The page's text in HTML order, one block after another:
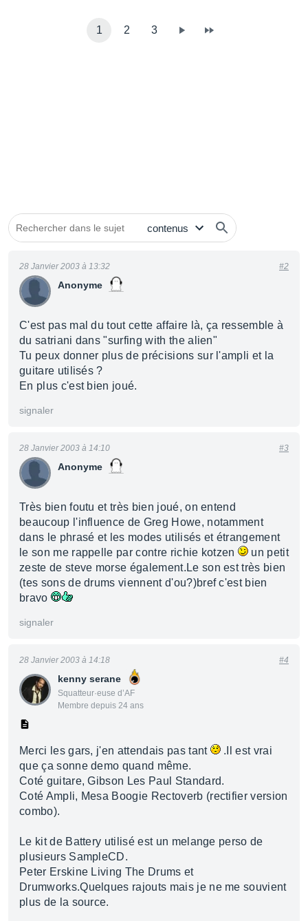
1 2 3
Anonyme
28 Janvier 2003 à 13:32 #2
C'est pas mal du tout cette affaire là, ça ressemble à
du satriani dans "surfing with the alien"
Tu peux donner plus de précisions sur l'ampli et la
guitare utilisés ?
En plus c'est bien joué.
signaler
Anonyme
28 Janvier 2003 à 14:10 #3
Très bien foutu et très bien joué, on entend
beaucoup l'influence de Greg Howe, notamment
dans le phrasé et les modes utilisés et étrangement
le son me rappelle par contre richie kotzen
un petit
zeste de steve morse également.Le son est très bien
(tes sons de drums viennent d'ou?)bref c'est bien
bravo
signaler
kenny serane
Squatteur·euse d’AF
Membre depuis 24 ans
28 Janvier 2003 à 14:18 #4
Merci les gars, j'en attendais pas tant
.Il est vrai
que ça sonne demo quand même.
Coté guitare, Gibson Les Paul Standard.
Coté Ampli, Mesa Boogie Rectoverb (rectifier version
combo).
Le kit de Battery utilisé est un melange perso de
plusieurs SampleCD.
Peter Erskine Living The Drums et
Drumworks.Quelques rajouts mais je ne me souvient
plus de la source.